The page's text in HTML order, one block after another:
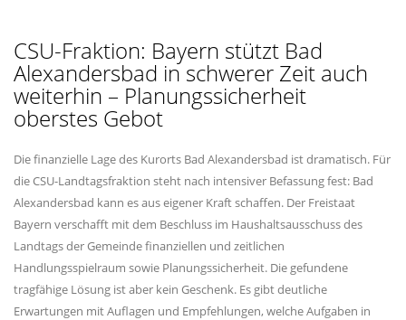
CSU-Fraktion: Bayern stützt Bad
Alexandersbad in schwerer Zeit auch
weiterhin – Planungssicherheit
oberstes Gebot
Die finanzielle Lage des Kurorts Bad Alexandersbad ist dramatisch. Für
die CSU-Landtagsfraktion steht nach intensiver Befassung fest: Bad
Alexandersbad kann es aus eigener Kraft schaffen. Der Freistaat
Bayern verschafft mit dem Beschluss im Haushaltsausschuss des
Landtags der Gemeinde finanziellen und zeitlichen
Handlungsspielraum sowie Planungssicherheit. Die gefundene
tragfähige Lösung ist aber kein Geschenk. Es gibt deutliche
Erwartungen mit Auflagen und Empfehlungen, welche Aufgaben in